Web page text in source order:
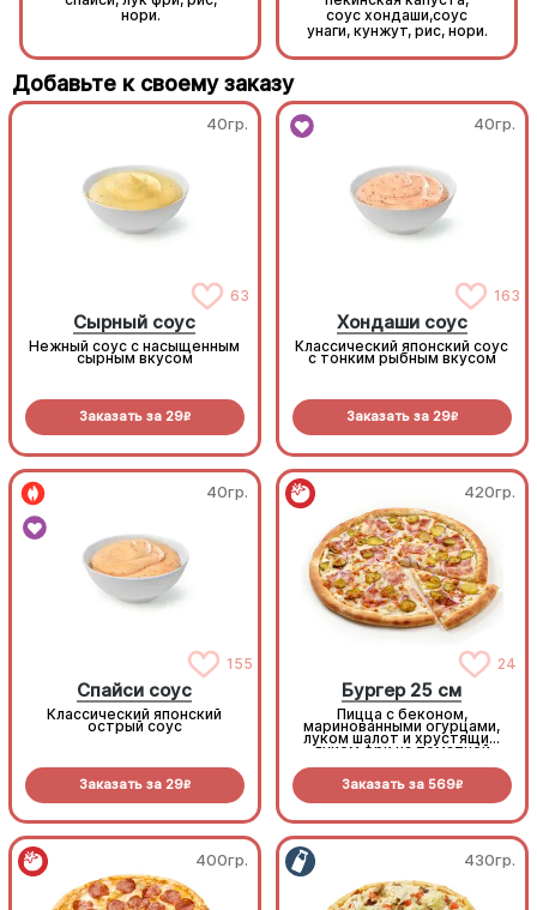
нори.
соус хондаши,соус
унаги, кунжут, рис, нори.
Добавьте к своему заказу
40гр.
63
Сырный соус
Нежный соус с насыщенным
сырным вкусом
Заказать за 29R
40гр.
163
Хондаши соус
Классический японский соус
с тонким рыбным вкусом
Заказать за 29R
40гр.
155
Спайси соус
Классический японский
острый соус
Заказать за 29R
420гр.
24
Бургер 25 см
Пицца с беконом,
маринованными огурцами,
луком шалот и хрустящим
луком фри на томатной
Заказать за 569R
400гр. 430гр.